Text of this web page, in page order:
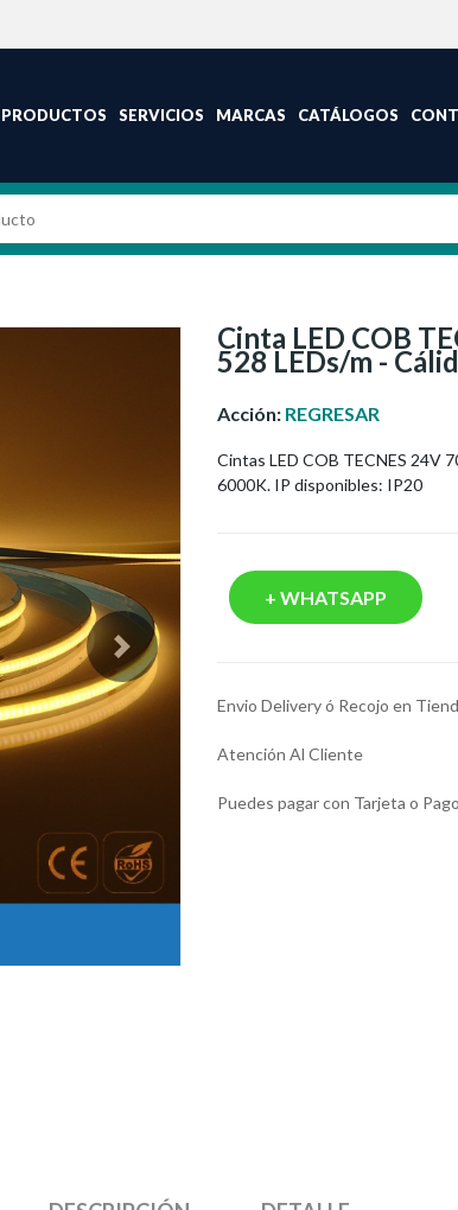
PRODUCTOS SERVICIOS MARCAS CATÁLOGOS
Next
Cinta LED COB
528 LEDs/m -
Acción: REGRESAR
Cintas LED COB TECNES 24V
6000K. IP disponibles: IP20
+ WHATSAPP
Envio Delivery ó Recojo en
Atención Al Cliente
Puedes pagar con Tarjeta o